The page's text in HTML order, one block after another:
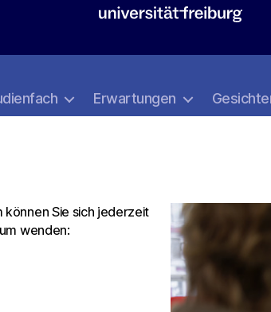
Erwartungen
können Sie sich jederzeit
wenden: